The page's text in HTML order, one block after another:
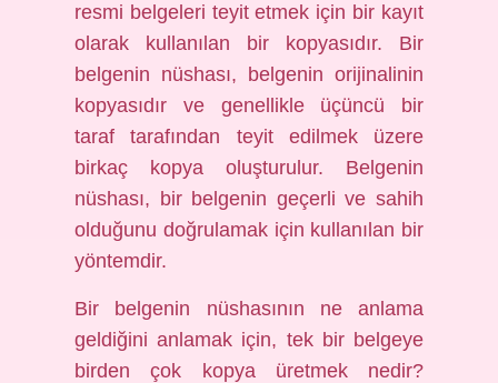
resmi belgeleri teyit etmek için bir kayıt
olarak kullanılan bir kopyasıdır. Bir
belgenin nüshası, belgenin orijinalinin
kopyasıdır ve genellikle üçüncü bir
taraf tarafından teyit edilmek üzere
birkaç kopya oluşturulur. Belgenin
nüshası, bir belgenin geçerli ve sahih
olduğunu doğrulamak için kullanılan bir
yöntemdir.
Bir belgenin nüshasının ne anlama
geldiğini anlamak için, tek bir belgeye
birden çok kopya üretmek nedir?